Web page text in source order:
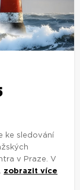
ke sledování
v Praze. V
zobrazit více